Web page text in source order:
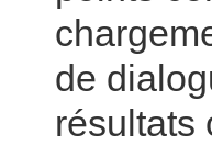
de
résultats